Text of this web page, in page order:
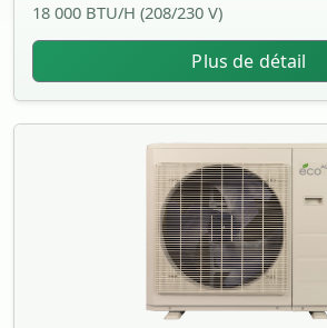
18 000 BTU/H (208/230 V)
Plus de détail